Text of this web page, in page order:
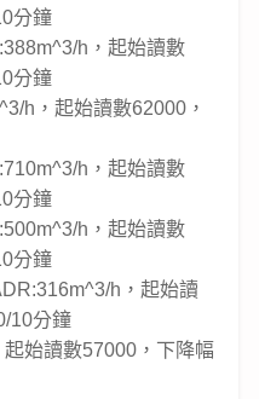
分鐘
h，起始讀數
分鐘
h，起始讀數62000，
h，起始讀數
分鐘
h，起始讀數
分鐘
h，起始讀
10分鐘
始讀數57000，下降幅